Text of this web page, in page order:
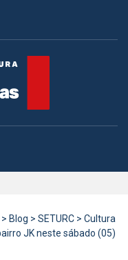
> Blog > SETURC > Cultura
JK neste sábado (05)